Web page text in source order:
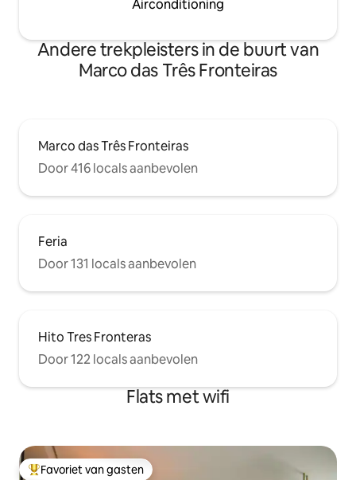
Airconditioning
Andere trekpleisters in de buurt van
Marco das Três Fronteiras
Marco das Três Fronteiras
Door 416 locals aanbevolen
Feria
Door 131 locals aanbevolen
Hito Tres Fronteras
Door 122 locals aanbevolen
Flats met wifi
Topfavoriet van gasten
Favoriet van gasten